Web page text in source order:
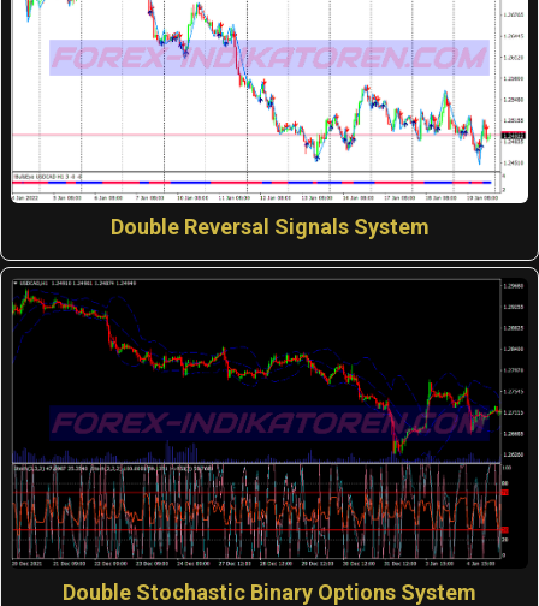
Double Reversal Signals System
Double Stochastic Binary Options System